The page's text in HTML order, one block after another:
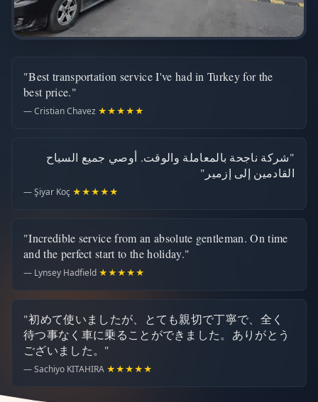
"Best transportation service I've had in Turkey for the
best price."
— Cristian Chavez ★★★★★
"شركة ناجحة بالمعاملة والوقت. أوصي جميع السياح
القادمين إلى إزمير"
— Şiyar Koç ★★★★★
"Incredible service from an absolute gentleman. On time
and the perfect start to the holiday."
— Lynsey Hadfield ★★★★★
"初めて使いましたが、とても親切で丁寧で、全く
待つ事なく車に乗ることができました。ありがとう
ございました。"
— Sachiyo KITAHIRA ★★★★★